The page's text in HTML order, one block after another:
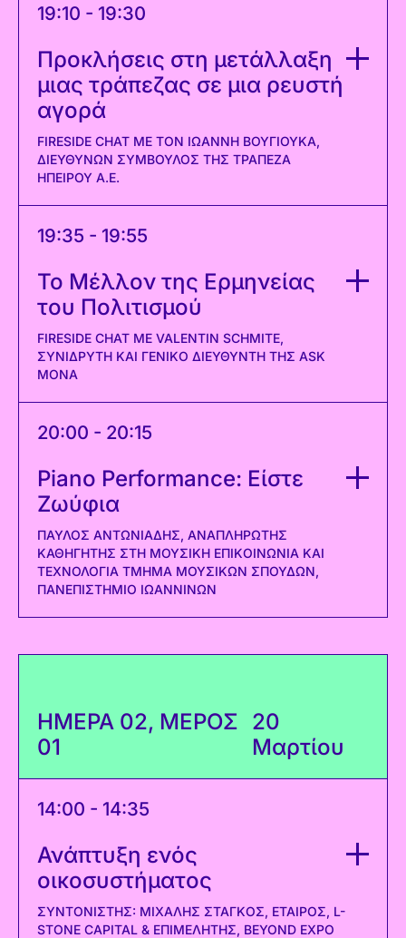
19:10 - 19:30
Προκλήσεις στη μετάλλαξη
μιας τράπεζας σε μια ρευστή
αγορά
FIRESIDE CHAT ΜΕ ΤΟΝ ΙΩΆΝΝΗ ΒΟΥΓΙΟΎΚΑ,
ΔΙΕΥΘΎΝΩΝ ΣΎΜΒΟΥΛΟΣ ΤΗΣ ΤΡΆΠΕΖΑ
ΗΠΕΊΡΟΥ A.E.
19:35 - 19:55
Το Μέλλον της Ερμηνείας
του Πολιτισμού
FIRESIDE CHAT ΜΕ VALENTIN SCHMITE,
ΣΥΝΙΔΡΥΤΉ ΚΑΙ ΓΕΝΙΚΌ ΔΙΕΥΘΥΝΤΉ ΤΗΣ ASK
MONA
20:00 - 20:15
Piano Performance: Είστε
Ζωύφια
ΠΑΎΛΟΣ ΑΝΤΩΝΙΆΔΗΣ, ΑΝΑΠΛΗΡΩΤΉΣ
ΚΑΘΗΓΗΤΉΣ ΣΤΗ ΜΟΥΣΙΚΉ ΕΠΙΚΟΙΝΩΝΊΑ ΚΑΙ
ΤΕΧΝΟΛΟΓΊΑ ΤΜΉΜΑ ΜΟΥΣΙΚΏΝ ΣΠΟΥΔΏΝ,
ΠΑΝΕΠΙΣΤΉΜΙΟ ΙΩΑΝΝΊΝΩΝ
ΗΜΕΡΑ 02, ΜΕΡΟΣ
01
20
Μαρτίου
14:00 - 14:35
Ανάπτυξη ενός
οικοσυστήματος
ΣΥΝΤΟΝΙΣΤΉΣ: ΜΙΧΆΛΗΣ ΣΤΆΓΚΟΣ, ΕΤΑΊΡΟΣ, L-
STONE CAPITAL & ΕΠΙΜΕΛΗΤΉΣ, BEYOND EXPO